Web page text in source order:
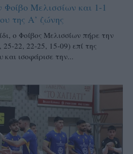
Μελισσίων και 1-1
της Α’ ζώνης
ο Φοίβος Μελισσίων πήρε την
22, 22-25, 15-09) επί της
ισοφάρισε την...